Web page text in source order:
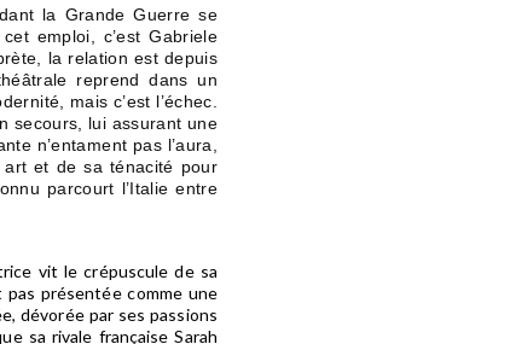
la Grande Guerre se
emploi, c’est Gabriele
la relation est depuis
reprend dans un
mais c’est l’échec.
secours, lui assurant une
n’entament pas l’aura,
art et de sa ténacité pour
parcourt l’Italie entre
vit le crépuscule de sa
présentée comme une
dévorée par ses passions
sa rivale française Sarah